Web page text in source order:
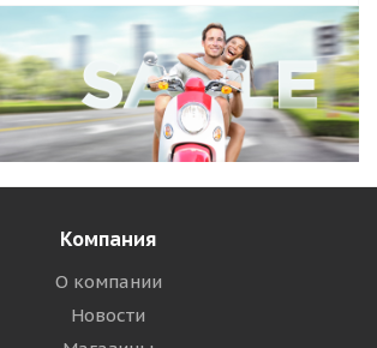
Компания
О компании
Новости